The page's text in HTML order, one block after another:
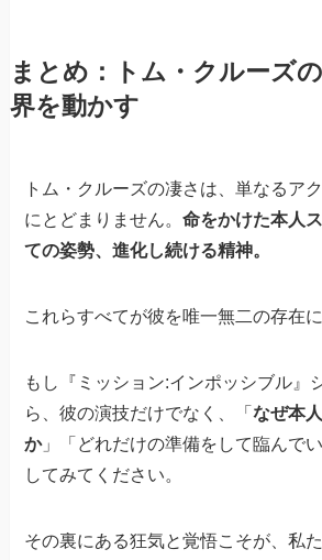
まとめ：トム・クルーズ
界を動かす
トム・クルーズの凄さは、単なるア
にとどまりません。命をかけた本人
ての姿勢、進化し続ける精神。
これらすべてが彼を唯一無二の存在
もし『ミッション:インポッシブル』
ら、彼の演技だけでなく、「なぜ本
か」「どれだけの準備をして臨んで
してみてください。
その裏にある狂気と覚悟こそが、私